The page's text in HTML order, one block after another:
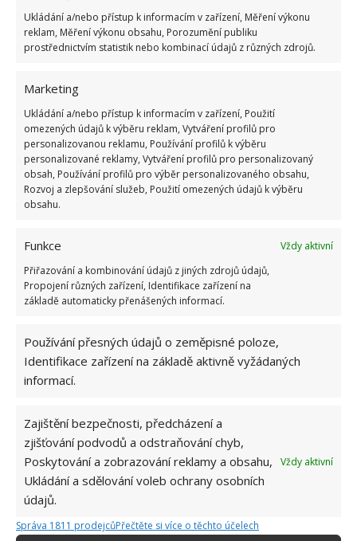
Ukládání a/nebo přístup k informacím v zařízení, Měření výkonu
reklam, Měření výkonu obsahu, Porozumění publiku
prostřednictvím statistik nebo kombinací údajů z různých zdrojů.
Marketing
Ukládání a/nebo přístup k informacím v zařízení, Použití
omezených údajů k výběru reklam, Vytváření profilů pro
personalizovanou reklamu, Používání profilů k výběru
personalizované reklamy, Vytváření profilů pro personalizovaný
obsah, Používání profilů pro výběr personalizovaného obsahu,
Rozvoj a zlepšování služeb, Použití omezených údajů k výběru
obsahu.
Funkce
Vždy aktivní
Přiřazování a kombinování údajů z jiných zdrojů údajů,
Propojení různých zařízení, Identifikace zařízení na
základě automaticky přenášených informací.
Používání přesných údajů o zeměpisné poloze,
Identifikace zařízení na základě aktivně vyžádaných
informací.
Zajištění bezpečnosti, předcházení a
zjišťování podvodů a odstraňování chyb,
Poskytování a zobrazování reklamy a obsahu,
Ukládání a sdělování voleb ochrany osobních
údajů.
Vždy aktivní
Správa 1811 prodejcůPřečtěte si více o těchto účelech
Tyto rostliny odpuzují klíšťata. Ujistěte se, že je
Pokojové rostliny pro začátečníky, které jsou
nenáročné a něco vydrží
7.8.2026 Rady a tipy
Bydlení
Domácí Práce
Praní Pračka Pěstování Příroda Rekonstrukce
Socialismus Tiny House Trouba Vaření
Vytvořte zahradu, ze které se nikomu
nebude chtít odejít
odpadu v každodenním životě